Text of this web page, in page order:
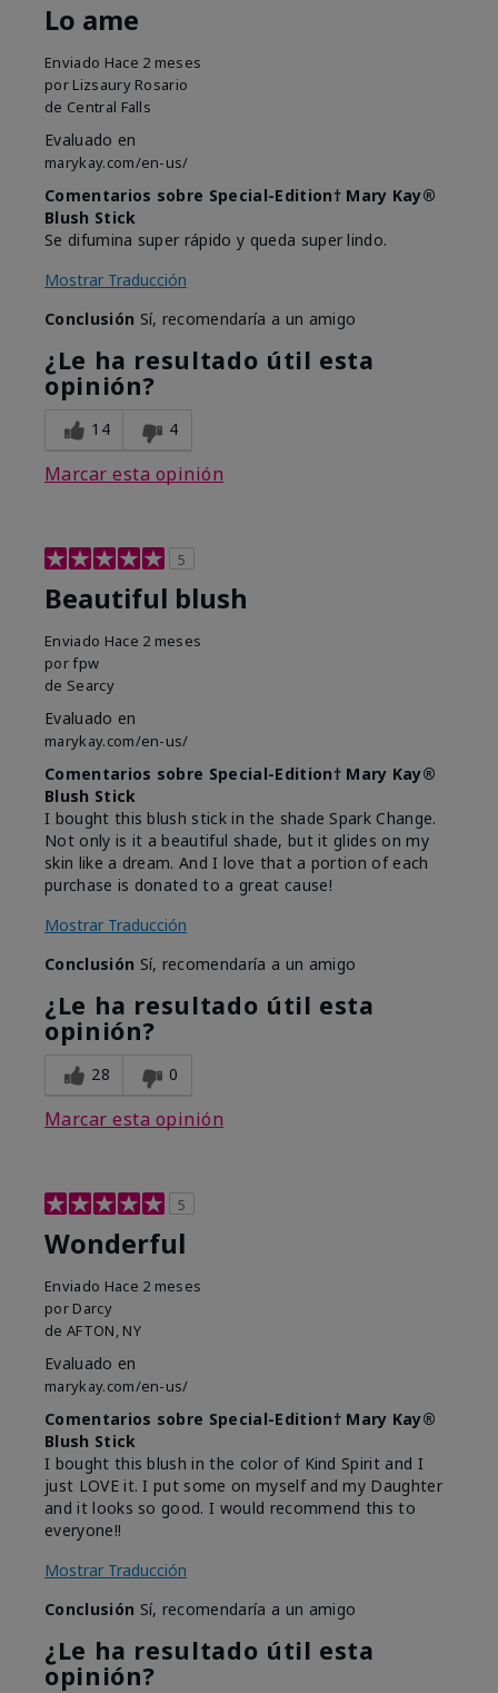
Lo ame
Enviado Hace 2 meses
por Lizsaury Rosario
de Central Falls
Evaluado en
marykay.com/en-us/
Comentarios sobre Special-Edition† Mary Kay®
Blush Stick
Se difumina super rápido y queda super lindo.
Mostrar Traducción
Conclusión Sí, recomendaría a un amigo
¿Le ha resultado útil esta
opinión?
14 4
Marcar esta opinión
5
Beautiful blush
Enviado Hace 2 meses
porfpw
de Searcy
Evaluado en
marykay.com/en-us/
Comentarios sobre Special-Edition† Mary Kay®
Blush Stick
I bought this blush stick in the shade Spark Change.
Not only is it a beautiful shade, but it glides on my
skin like a dream. And I love that a portion of each
purchase is donated to a great cause!
Mostrar Traducción
Conclusión Sí, recomendaría a un amigo
¿Le ha resultado útil esta
opinión?
28 0
Marcar esta opinión
5
Wonderful
Enviado Hace 2 meses
por Darcy
de AFTON, NY
Evaluado en
marykay.com/en-us/
Comentarios sobre Special-Edition† Mary Kay®
Blush Stick
I bought this blush in the color of Kind Spirit and I
just LOVE it. I put some on myself and my Daughter
and it looks so good. I would recommend this to
everyone!!
Mostrar Traducción
Conclusión Sí, recomendaría a un amigo
¿Le ha resultado útil esta
opinión?